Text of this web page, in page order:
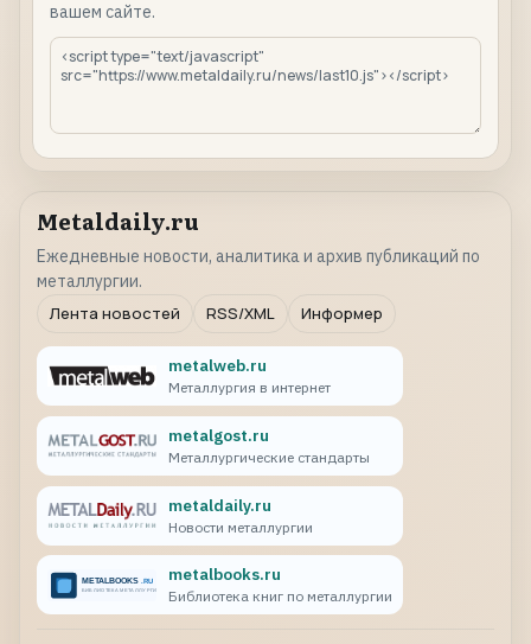
вашем сайте.
Metaldaily.ru
Ежедневные новости, аналитика и архив публикаций по
металлургии.
Лента новостей
RSS/XML Информер
metalweb.ru
Металлургия в интернет
metalgost.ru
Металлургические стандарты
metaldaily.ru
Новости металлургии
metalbooks.ru
Библиотека книг по металлургии